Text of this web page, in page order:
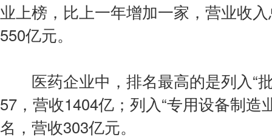
业上榜，比上一年增加一家，营业收
550亿元。
医药企业中，排名最高的是列入“
57，营收1404亿；列入“专用设备制造
名，营收303亿元。